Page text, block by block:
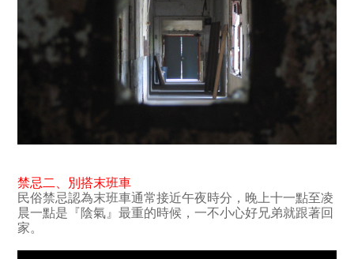
禁忌二 、別搭末班車
民俗禁忌認為末班車通常接近午夜時分，晚上十一點至凌
晨一點是『陰氣』最重的時候，一不小心好兄弟就跟著回
家。